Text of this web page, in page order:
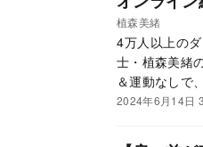
植森美緒
4万人以上の
士・植森美緒
＆運動なしで
と変えるだけ
2024年6月14日